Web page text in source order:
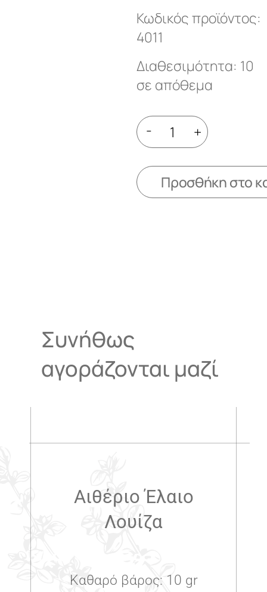
Κωδικός προϊόντος:
4011
Διαθεσιμότητα: 10
σε απόθεμα
- +
Προσθήκη στο
Συνήθως
αγοράζονται μαζί
Αιθέριο Έλαιο
Λουίζα
Καθαρό βάρος: 10 gr